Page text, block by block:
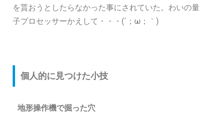
を貰おうとしたらなかった事にされていた。わいの量
子プロセッサーかえして・・・(´；ω；｀)
個人的に見つけた小技
地形操作機で掘った穴